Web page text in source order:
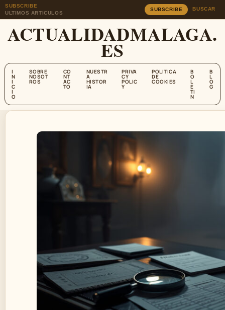
SUBSCRIBE
ULTIMOS ARTICULOS
SUBSCRIBE BUSCAR
ACTUALIDADMALAGA.
ES
I
N
I
C
I
O
SOBRE
NOSOT
ROS
CO
NT
AC
TO
NUESTR
A
HISTOR
IA
PRIVA
CY
POLIC
Y
POLITICA
DE
COOKIES
B
O
L
E
TI
N
B
L
O
G